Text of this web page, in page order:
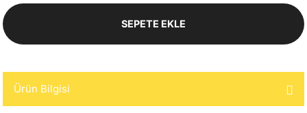
SEPETE EKLE
Ürün Bilgisi